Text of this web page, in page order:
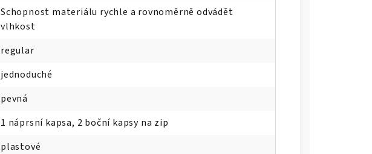
Schopnost materiálu rychle a rovnoměrně odvádět
vlhkost
regular
jednoduché
pevná
1 náprsní kapsa, 2 boční kapsy na zip
plastové